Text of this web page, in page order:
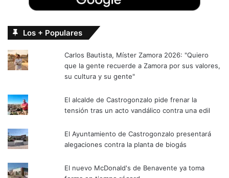
Los + Populares
Carlos Bautista, Míster Zamora 2026: "Quiero
que la gente recuerde a Zamora por sus valores,
su cultura y su gente"
El alcalde de Castrogonzalo pide frenar la
tensión tras un acto vandálico contra una edil
El Ayuntamiento de Castrogonzalo presentará
alegaciones contra la planta de biogás
El nuevo McDonald's de Benavente ya toma